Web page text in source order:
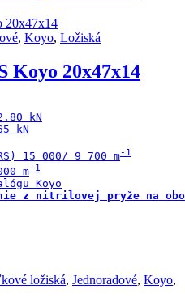
, Koyo, Ložiská
Koyo 20x47x14
kN
kN
15 000/ 9 700 m
m
z nitrilovej pryže na
ložiská, Jednoradové, Koyo,